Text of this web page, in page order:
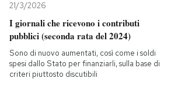
Tecnologia
Internet
Cultura
Economia
Europa
21/3/2026
I giornali che ricevono i contributi
pubblici (seconda rata del 2024)
Sono di nuovo aumentati, così come i soldi
spesi dallo Stato per finanziarli, sulla base di
criteri piuttosto discutibili